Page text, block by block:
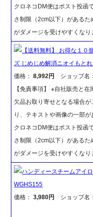
クロネコDM便はポスト投函
さ制限（2cm以下）がある
がダメージを受けやすくなり
【送料無料】 お得な１０
ズ じめじめ解消ニオイもと
価格：8,992円
ショップ名
【免責事項】 ※自社販売と
欠品お取り寄せとなる場合
り、テキストや画像の一部
クロネコDM便はポスト投函
さ制限（2cm以下）がある
がダメージを受けやすくなり
ハンディースチームアイ
WGHS155
価格：3,980円 ショップ名